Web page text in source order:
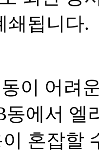
쇄됩니다.
이 어려
동에서 엘
혼잡할